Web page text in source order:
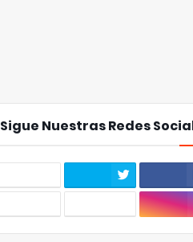
Sigue Nuestras Redes